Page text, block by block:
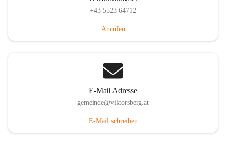
+43 5523 64712
Anrufen
E-Mail Adresse
gemeinde@viktorsberg.at
E-Mail schreiben